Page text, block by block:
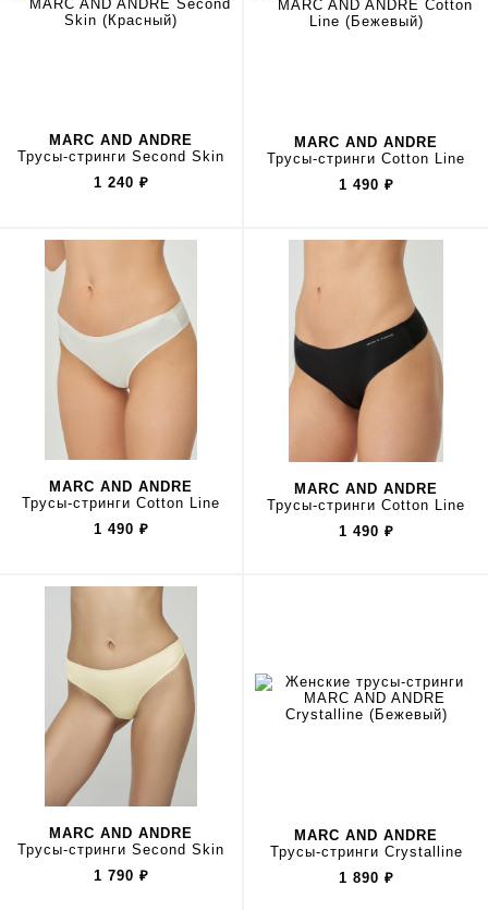
MARC AND ANDRE
Трусы-стринги Second Skin
1 240 ₽
MARC AND ANDRE
Трусы-стринги Cotton Line
1 490 ₽
MARC AND ANDRE
Трусы-стринги Cotton Line
1 490 ₽
MARC AND ANDRE
Трусы-стринги Cotton Line
1 490 ₽
MARC AND ANDRE
Трусы-стринги Second Skin
1 790 ₽
MARC AND ANDRE
Трусы-стринги Crystalline
1 890 ₽